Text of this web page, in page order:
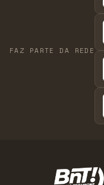
FAZ PARTE DA REDE